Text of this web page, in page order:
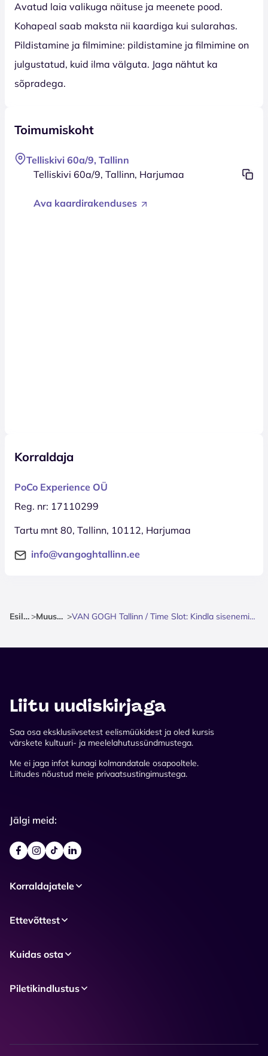
Avatud laia valikuga näituse ja meenete pood.
Kohapeal saab maksta nii kaardiga kui sularahas.
Pildistamine ja filmimine: pildistamine ja filmimine on
julgustatud, kuid ilma välguta. Jaga nähtut ka
sõpradega.
Toimumiskoht
Telliskivi 60a/9, Tallinn
Telliskivi 60a/9, Tallinn, Harjumaa
Ava kaardirakenduses
Korraldaja
PoCo Experience OÜ
Reg. nr: 17110299
Tartu mnt 80, Tallinn, 10112, Harjumaa
info@vangoghtallinn.ee
Esileht > Muuseum > VAN GOGH Tallinn / Time Slot: Kindla sisenemisajaga pilet
Liitu uudiskirjaga
Saa osa eksklusiivsetest eelismüükidest ja oled kursis
värskete kultuuri- ja meelelahutussündmustega.
Me ei jaga infot kunagi kolmandatale osapooltele.
Liitudes nõustud meie privaatsustingimustega.
Jälgi meid:
Korraldajatele
Ettevõttest
Kuidas osta
Piletikindlustus